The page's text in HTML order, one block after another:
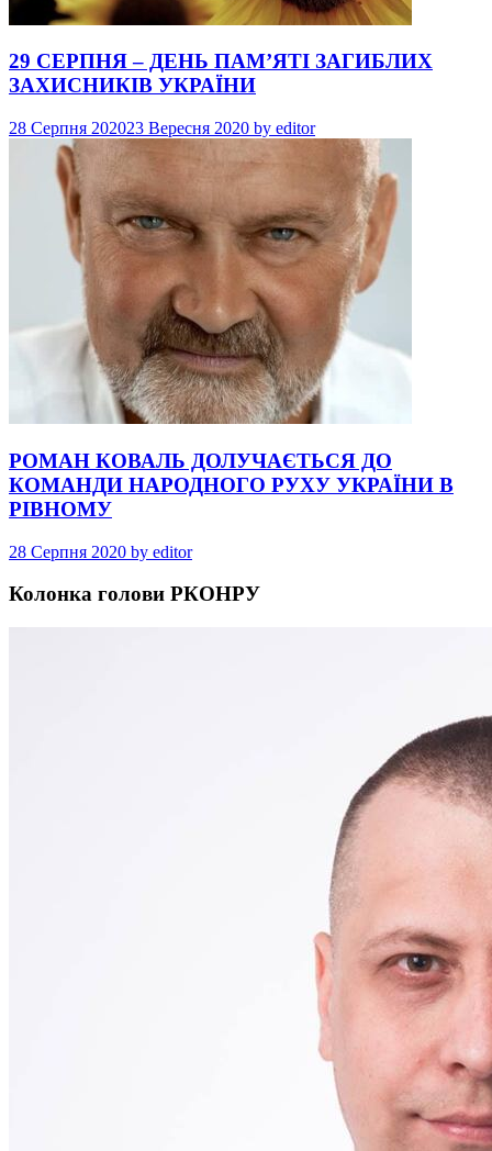
29 СЕРПНЯ – ДЕНЬ ПАМ’ЯТІ ЗАГИБЛИХ
ЗАХИСНИКІВ УКРАЇНИ
28 Серпня 202023 Вересня 2020 by editor
РОМАН КОВАЛЬ ДОЛУЧАЄТЬСЯ ДО
КОМАНДИ НАРОДНОГО РУХУ УКРАЇНИ В
РІВНОМУ
28 Серпня 2020 by editor
Колонка голови РКОНРУ